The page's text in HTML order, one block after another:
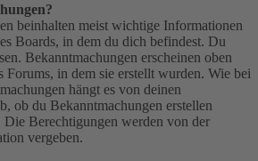
beinhalten meist wichtige Informationen
Boards, in dem du dich befindest. Du
Bekanntmachungen erscheinen oben
Forums, in dem sie erstellt wurden. Wie bei
hängt es von deinen
ob du Bekanntmachungen erstellen
Die Berechtigungen werden von der
vergeben.